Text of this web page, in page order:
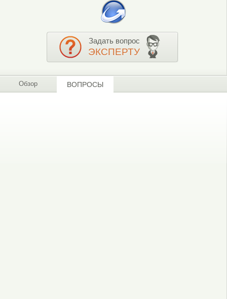
Задать вопрос
ЭКСПЕРТУ
Обзор ВОПРОСЫ